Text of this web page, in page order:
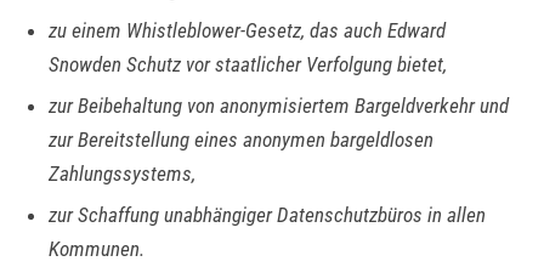
zu einem Whistleblower-Gesetz, das auch Edward
Snowden Schutz vor staatlicher Verfolgung bietet,
zur Beibehaltung von anonymisiertem Bargeldverkehr und
zur Bereitstellung eines anonymen bargeldlosen
Zahlungssystems,
zur Schaffung unabhängiger Datenschutzbüros in allen
Kommunen.